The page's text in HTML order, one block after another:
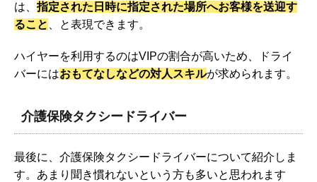
は、指定された日時に指定された場所へお客様を送迎す
ること
、と表現できます。
ハイヤーを利用するのはVIPの割合が高いため、ドライ
バーにはおもてなしなどの対人スキルが求められます。
介護保険タクシードライバー
最後に、介護保険タクシードライバーについて紹介しま
す。あまり聞き慣れないという方も多いと思われます